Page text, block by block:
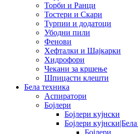
Торби и Ранци
Тостери и Скари
Турпии и додатоци
Убодни пили
Фенови
Хефталки и Шајкарки
Хидрофори
Чекани за кршење
Шпицасти клешти
Бела техника
Аспиратори
Бојлери
Бојлери кујнски
Бојлери